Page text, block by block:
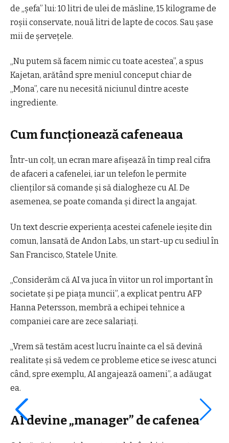
de „şefa” lui: 10 litri de ulei de măsline, 15 kilograme de
roşii conservate, nouă litri de lapte de cocos. Sau şase
mii de şerveţele.
„Nu putem să facem nimic cu toate acestea”, a spus
Kajetan, arătând spre meniul conceput chiar de
„Mona”, care nu necesită niciunul dintre aceste
ingrediente.
Cum funcţionează cafeneaua
Într-un colţ, un ecran mare afişează în timp real cifra
de afaceri a cafenelei, iar un telefon le permite
clienţilor să comande şi să dialogheze cu AI. De
asemenea, se poate comanda şi direct la angajat.
Un text descrie experienţa acestei cafenele ieşite din
comun, lansată de Andon Labs, un start-up cu sediul în
San Francisco, Statele Unite.
„Considerăm că AI va juca în viitor un rol important în
societate şi pe piaţa muncii”, a explicat pentru AFP
Hanna Petersson, membră a echipei tehnice a
companiei care are zece salariaţi.
„Vrem să testăm acest lucru înainte ca el să devină
realitate şi să vedem ce probleme etice se ivesc atunci
când, spre exemplu, AI angajează oameni”, a adăugat
ea.
AI devine „manager” de cafenea